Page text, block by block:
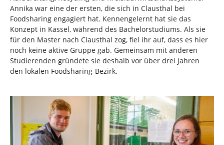
Annika war eine der ersten, die sich in Clausthal bei
Foodsharing engagiert hat. Kennengelernt hat sie das
Konzept in Kassel, während des Bachelorstudiums. Als sie
für den Master nach Clausthal zog, fiel ihr auf, dass es hier
noch keine aktive Gruppe gab. Gemeinsam mit anderen
Studierenden gründete sie deshalb vor über drei Jahren
den lokalen Foodsharing-Bezirk.